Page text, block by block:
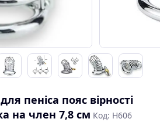
пеніса пояс вірності
на член 7,8 см Код: H606